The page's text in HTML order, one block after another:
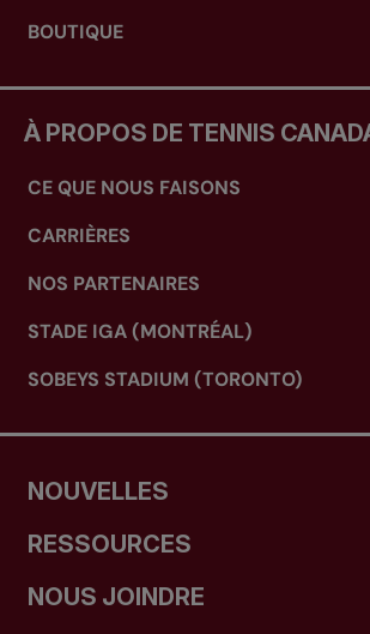
BOUTIQUE
À PROPOS DE TENNIS
CE QUE NOUS FAISONS
CARRIÈRES
NOS PARTENAIRES
STADE IGA (MONTRÉAL)
SOBEYS STADIUM (TORONTO)
NOUVELLES
RESSOURCES
NOUS JOINDRE